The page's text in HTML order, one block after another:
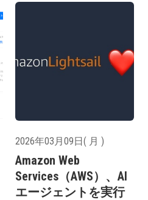
2026年03月09日( 月 )
Amazon Web
Services（AWS）、AI
エージェントを実行